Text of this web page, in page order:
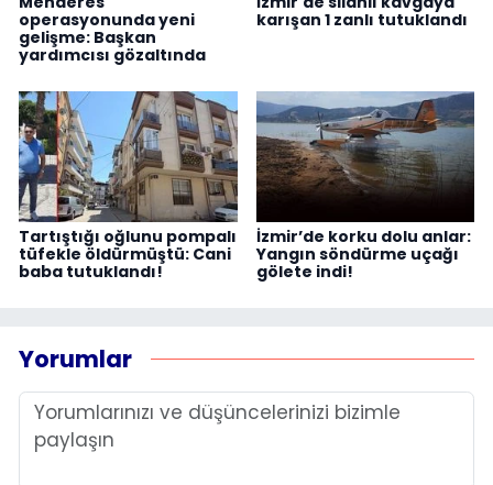
operasyonunda yeni
gelişme: Başkan
yardımcısı gözaltında
karışan 1 zanlı tutuklandı
Tartıştığı oğlunu pompalı
tüfekle öldürmüştü: Cani
baba tutuklandı!
İzmir’de korku dolu anlar:
Yangın söndürme uçağı
gölete indi!
Yorumlar